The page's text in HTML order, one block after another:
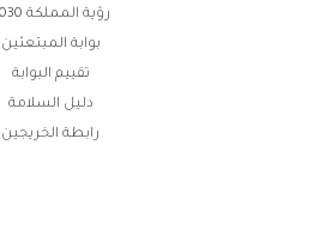
رؤية المملكة 2030
بوابة المبتعثين
تقييم البوابة
دليل السلامة
رابطة الخريجين